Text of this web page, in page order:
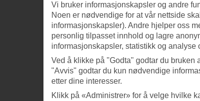
Vi bruker informasjonskapsler og andre
Noen er nødvendige for at vår nettside
informasjonskapsler). Andre hjelper oss
personlig tilpasset innhold og lagre
informasjonskapsler, statistikk og
Ved å klikke på "Godta" godtar du bruken
"Avvis" godtar du kun nødvendige
etter dine interesser.
Klikk på «Administrer» for å velge hvilke